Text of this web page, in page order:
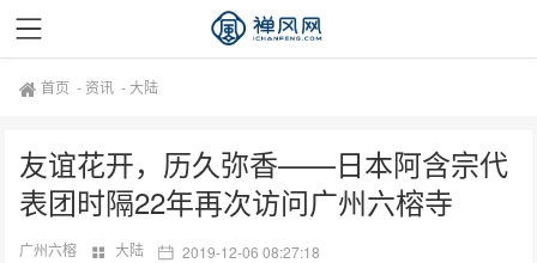
首页 - 资讯 -大陆
友谊花开，历久弥香——日本阿含宗代
表团时隔22年再次访问广州六榕寺
广州六榕 大陆 2019-12-06 08:27:18